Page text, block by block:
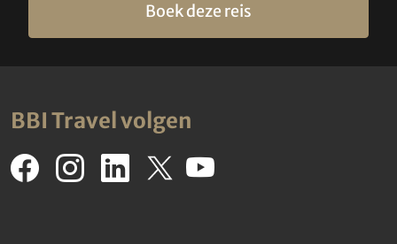
Boek deze reis
BBI Travel volgen